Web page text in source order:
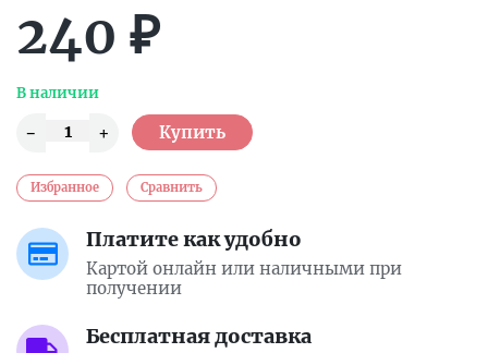
240 ₽
В наличии
Избранное Сравнить
Платите как удобно
Картой онлайн или наличными при
получении
Бесплатная доставка